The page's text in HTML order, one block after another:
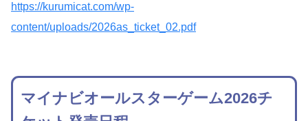
https://kurumicat.com/wp-
content/uploads/2026as_ticket_02.pdf
マイナビオールスターゲーム2026チ